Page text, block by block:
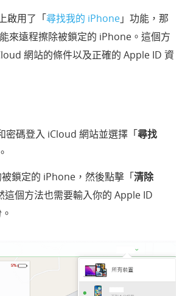
啟用了「尋找我的 iPhone」功能，那
來遠程擦除被鎖定的 iPhone。這個方
網站的條件以及正確的 Apple ID 資
密碼登入 iCloud 網站並選擇「尋找
鎖定的 iPhone，然後點擊「清除
這個方法也需要輸入你的 Apple ID